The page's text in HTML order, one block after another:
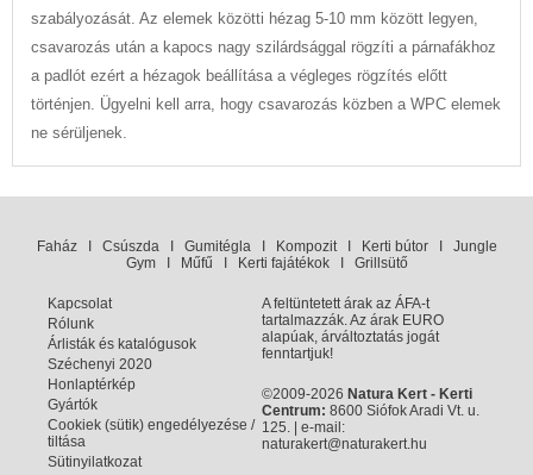
szabályozását. Az elemek közötti hézag 5-10 mm között legyen,
csavarozás után a kapocs nagy szilárdsággal rögzíti a párnafákhoz
a padlót ezért a hézagok beállítása a végleges rögzítés előtt
történjen. Ügyelni kell arra, hogy csavarozás közben a WPC elemek
ne sérüljenek.
FaházI CsúszdaI GumitéglaI KompozitI Kerti bútorI Jungle
GymI Műfű Kerti fajátékokI Grillsütő
Kapcsolat
Rólunk
Árlisták és katalógusok
Széchenyi 2020
Honlaptérkép
Gyártók
Cookiek (sütik) engedélyezése /
tiltása
Sütinyilatkozat
A feltüntetett árak az ÁFA-t
tartalmazzák. Az árak EURO
alapúak, árváltoztatás jogát
fenntartjuk!
©2009-2026 Natura Kert - Kerti
Centrum: 8600 Siófok Aradi Vt. u.
125. | e-mail:
naturakert@naturakert.hu